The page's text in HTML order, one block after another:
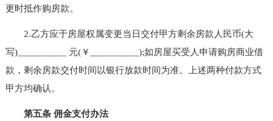
更时抵作购房款。
2.乙方应于房屋权属变更当日交付甲方剩余房款人民币(大
写)__________ 元(￥__________);如房屋买受人申请购房商业借
款，剩余房款交付时间以银行放款时间为准。上述两种付款方式
甲方均确认。
第五条 佣金支付办法